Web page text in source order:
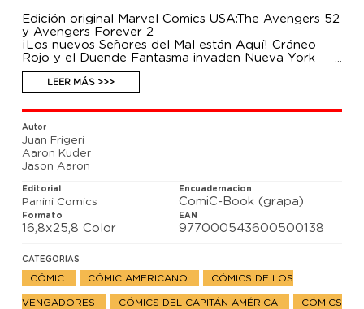
Edición original Marvel Comics USA:The Avengers 52
y Avengers Forever 2
¡Los nuevos Señores del Mal están Aquí! Cráneo
Rojo y el Duende Fantasma invaden Nueva York
para masacrar Deahtloks y a todo aquél que
encuentren en su camino, incluyendo al Capitán
América y la Capitana Marvel. Mientras, continúa la
batalla a lo largo del Multiverso.
LEER MÁS >>>
Autor
Juan Frigeri
Aaron Kuder
Jason Aaron
Editorial
Panini Comics
Encuadernacion
ComiC-Book (grapa)
Formato
16,8x25,8 Color
EAN
977000543600500138
CATEGORIAS
CÓMIC CÓMIC AMERICANO CÓMICS DE LOS
VENGADORES CÓMICS DEL CAPITÁN AMÉRICA CÓMICS